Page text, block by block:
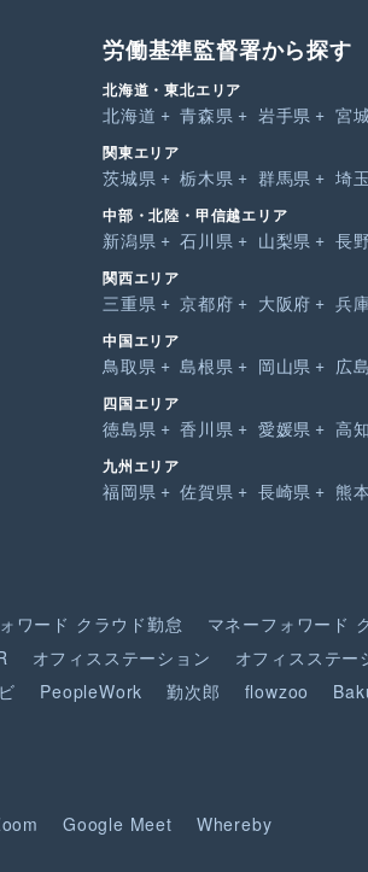
労働基準監督署から探す
北海道・東北エリア
北海道 青森県 岩手県 宮
関東エリア
茨城県 栃木県 群馬県 埼
中部・北陸・甲信越エリア
新潟県 石川県 山梨県 長
関西エリア
三重県 京都府 大阪府 兵
中国エリア
鳥取県 島根県 岡山県 広
四国エリア
徳島県 香川県 愛媛県 高
九州エリア
福岡県 佐賀県 長崎県 熊
ワード クラウド勤怠 マネーフォワード
オフィスステーション オフィスステー
PeopleWork 勤次郎 flowzoo
Google Meet Whereby